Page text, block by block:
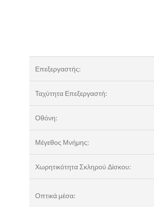
Επεξεργαστής:
Ταχύτητα Επεξεργαστή:
Οθόνη:
Μέγεθος Μνήμης:
Χωρητικότητα Σκληρού Δίσκου:
Οπτικά μέσα: